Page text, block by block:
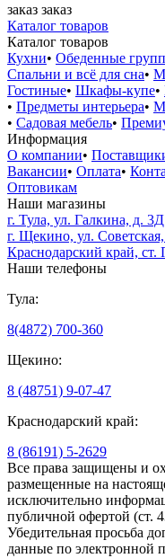
заказ заказ
Каталог товаров
Каталог товаров
Кухни• Обеденные
Спальни и всё для сна•
Гостиные• Шкафы-купе•
• Предметы интерьера•
• Садовая мебель•
Информация
О компании•
Вакансии• Оплата•
Оптовикам
Наши магазины
г. Тула, ул. Галкина, д. 3Д
г. Щекино, ул.
Краснодарский край,
Наши телефоны
Тула:
8(4872) 700-360
Щекино:
8 (48751) 9-07-47
Краснодарский край:
8 (86191) 5-2629
Все права защищены и
размещенные на
исключительно
публичной офертой (ст.
Убедительная просьба
данные по электронной